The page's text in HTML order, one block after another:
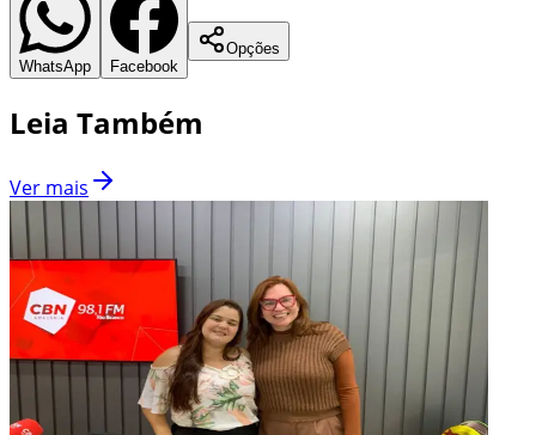
WhatsApp Facebook
Opções
Leia Também
Ver mais